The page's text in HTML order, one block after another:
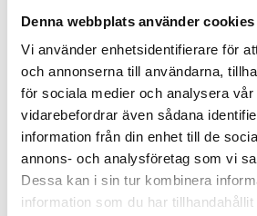
Denna webbplats använder cookies
Vi använder enhetsidentifierare för
och annonserna till användarna,
för sociala medier och analysera
vidarebefordrar även sådana
information från din enhet till de
annons- och analysföretag som vi
Dessa kan i sin tur kombinera
information som du har
Bakre belysningsbåge svart
Mercedes V-klass/ Vito 2014+
ARTNR:424227305
4 995kr